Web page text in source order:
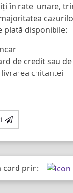
în rate lunare,
plată disponibile:
de credit sau
livrarea chitantei
card prin: